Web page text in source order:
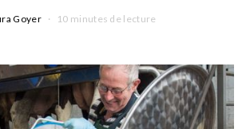
Goyer 10 minutes de lecture